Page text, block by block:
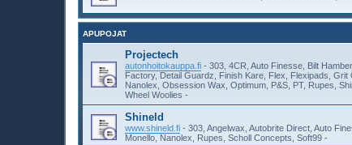
APUPOJAT
Projectech
autonhoitokauppa.fi - 303, 4CR, Auto Finesse, Bilt
Factory, Detail Guardz, Finish Kare, Flex, Flexipads,
Nanolex, Obsession Wax, Optimum, P&S, PT, Rupes,
Wheel Woolies -
Shineld
www.shineld.fi - 303, Angelwax, Autobrite Direct, Auto
Monello, Nanolex, Rupes, Scholl Concepts, Soft99 -